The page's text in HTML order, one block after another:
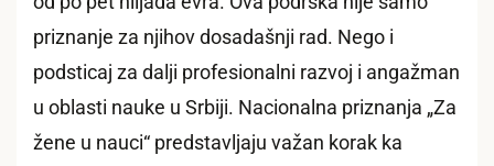
priznanje za njihov dosadašnji rad. Nego i
podsticaj za dalji profesionalni razvoj i angažman
u oblasti nauke u Srbiji. Nacionalna priznanja „Za
žene u nauci“ predstavljaju važan korak ka